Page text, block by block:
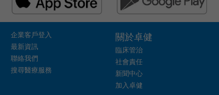
企業客戶登入
最新資訊
聯絡我們
搜尋醫療服務
關於卓健
臨床管治
社會責任
新聞中心
加入卓健